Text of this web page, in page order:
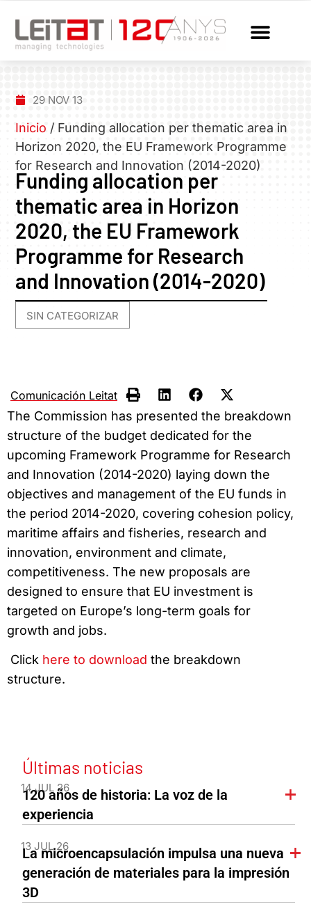
29 NOV 13
Inicio / Funding allocation per thematic area in
Horizon 2020, the EU Framework Programme
for Research and Innovation (2014-2020)
Funding allocation per
thematic area in Horizon
2020, the EU Framework
Programme for Research
and Innovation (2014-2020)
SIN CATEGORIZAR
Comunicación Leitat
The Commission has presented the breakdown
structure of the budget dedicated for the
upcoming Framework Programme for Research
and Innovation (2014-2020) laying down the
objectives and management of the EU funds in
the period 2014-2020, covering cohesion policy,
maritime affairs and fisheries, research and
innovation, environment and climate,
competitiveness. The new proposals are
designed to ensure that EU investment is
targeted on Europe’s long-term goals for
growth and jobs.
Click here to download the breakdown
structure.
Últimas noticias
14 JUL 26
120 años de historia: La voz de la
experiencia
13 JUL 26
La microencapsulación impulsa una nueva
generación de materiales para la impresión
3D